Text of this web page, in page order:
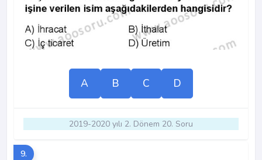
A B C D
2019-2020 yılı 2. Dönem 20. Soru
9.